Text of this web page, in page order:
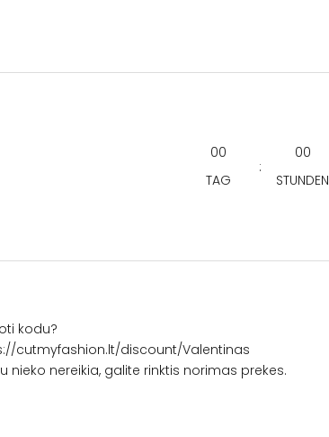
00
TAG
:
00
STUNDEN
kodu?
cutmyfashion.lt/discount/Valentinas
nereikia, galite rinktis norimas prekes.